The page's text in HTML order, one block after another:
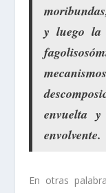
y luego la
envuelta
envolvente.
En otras